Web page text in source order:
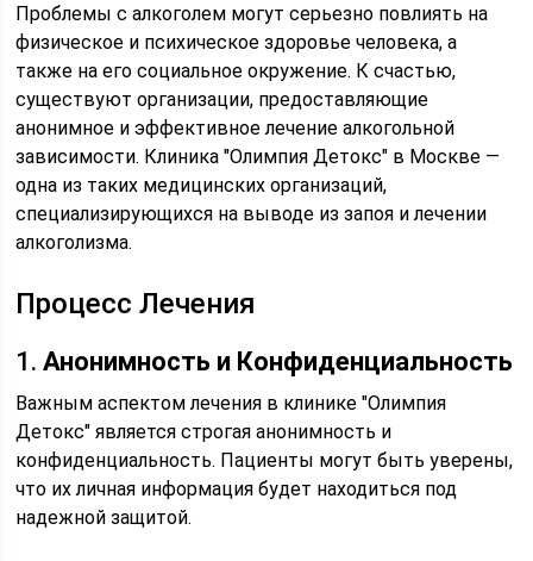
Проблемы с алкоголем могут серьезно повлиять на
физическое и психическое здоровье человека, а
также на его социальное окружение. К счастью,
существуют организации, предоставляющие
анонимное и эффективное лечение алкогольной
зависимости. Клиника "Олимпия Детокс" в Москве —
одна из таких медицинских организаций,
специализирующихся на выводе из запоя и лечении
алкоголизма.
Процесс Лечения
1.Анонимность и Конфиденциальность
Важным аспектом лечения в клинике "Олимпия
Детокс" является строгая анонимность и
конфиденциальность. Пациенты могут быть уверены,
что их личная информация будет находиться под
надежной защитой.